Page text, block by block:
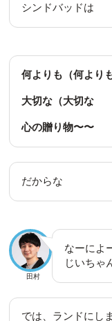
シンドバッドは
何よりも（何より
大切な（大切な
心の贈り物〜〜
だからな
田村
なーによ
じいちゃ
では、ランドにし